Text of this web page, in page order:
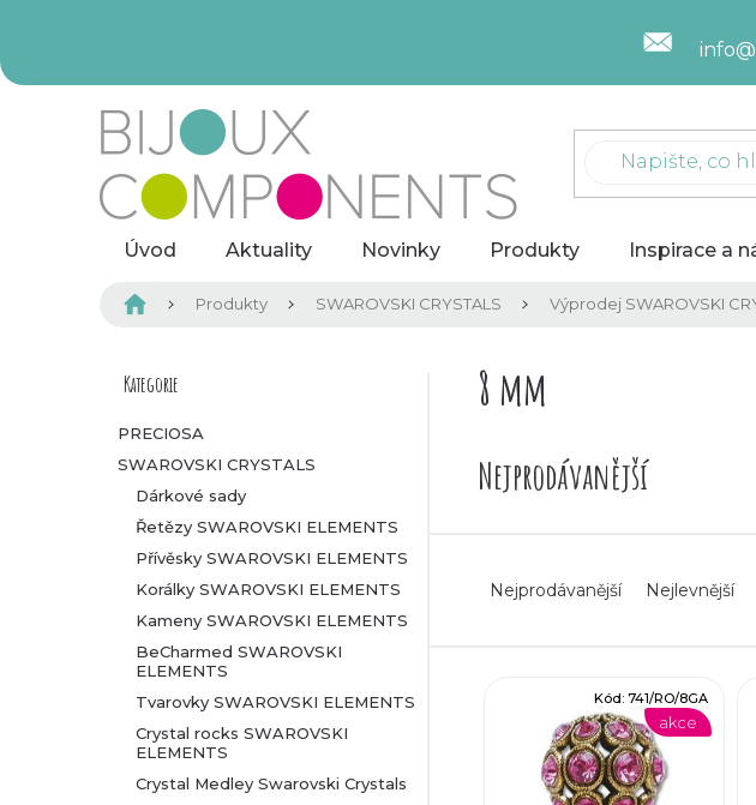
Úvod Aktuality Novinky Produkty Inspirace a
Domů Produkty SWAROVSKI CRYSTALS Výprodej SWAROVSKI
P
o
s
n
n
Přeskočit
Kategorie
PRECIOSA
SWAROVSKI CRYSTALS
Dárkové sady
Řetězy SWAROVSKI ELEMENTS
Přívěsky SWAROVSKI ELEMENTS
Korálky SWAROVSKI ELEMENTS
Kameny SWAROVSKI ELEMENTS
BeCharmed SWAROVSKI
ELEMENTS
Tvarovky SWAROVSKI ELEMENTS
Crystal rocks SWAROVSKI
ELEMENTS
Crystal Medley Swarovski Crystals
8 mm
Nejprodávanější
Nejprodávanější Nejlevnější
akce
Kód: 741/RO/8GA